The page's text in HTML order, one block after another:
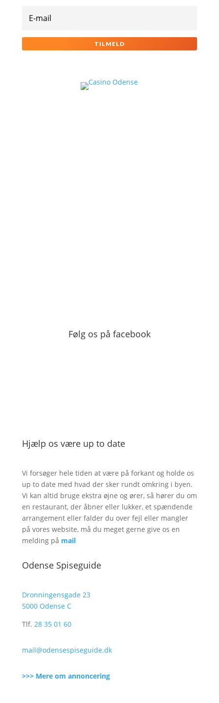
TILMELD
Følg os på facebook
Hjælp os være up to date
Vi forsøger hele tiden at være på forkant og holde os
up to date med hvad der sker rundt omkring i byen.
Vi kan altid bruge ekstra øjne og ører, så hører du om
en restaurant, der åbner eller lukker, et spændende
arrangement eller falder du over fejl eller mangler
på vores website, må du meget gerne give os en
melding på mail
Odense Spiseguide
Dronningensgade 23
5000 Odense C
Tlf. 28 35 01 60
mail@odensespiseguide.dk
>>> Mere om annoncering